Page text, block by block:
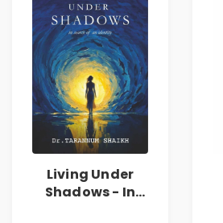
Living Under
Shadows - In